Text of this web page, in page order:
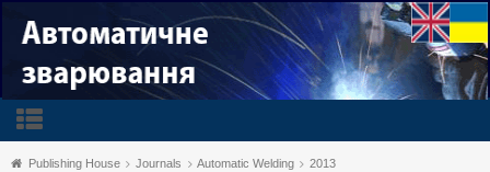
Publishing House Journals Automatic Welding 2013